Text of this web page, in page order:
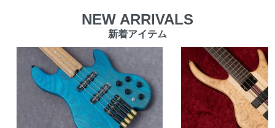
NEW ARRIVALS
新着アイテム